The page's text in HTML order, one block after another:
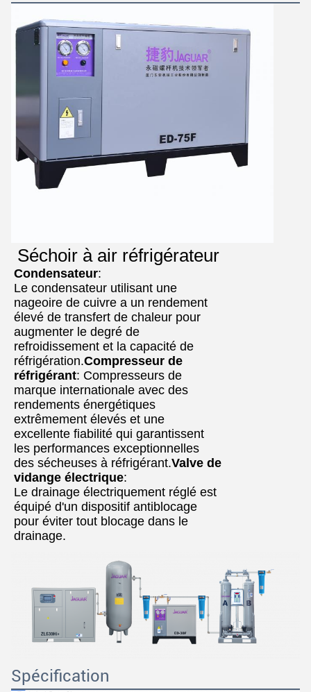
Séchoir à air réfrigérateur
Condensateur:
Le condensateur utilisant une
nageoire de cuivre a un rendement
élevé de transfert de chaleur pour
augmenter le degré de
refroidissement et la capacité de
réfrigération.Compresseur de
réfrigérant: Compresseurs de
marque internationale avec des
rendements énergétiques
extrêmement élevés et une
excellente fiabilité qui garantissent
les performances exceptionnelles
des sécheuses à réfrigérant.Valve de
vidange électrique:
Le drainage électriquement réglé est
équipé d'un dispositif antiblocage
pour éviter tout blocage dans le
drainage.
Spécification